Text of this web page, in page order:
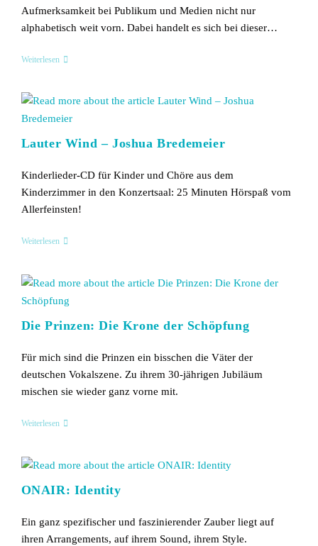
Aufmerksamkeit bei Publikum und Medien nicht nur
alphabetisch weit vorn. Dabei handelt es sich bei dieser…
WeiterlesenSoulFood
Lauter Wind – Joshua Bredemeier
Kinderlieder-CD für Kinder und Chöre aus dem
Kinderzimmer in den Konzertsaal: 25 Minuten Hörspaß vom
Allerfeinsten!
WeiterlesenLauter
Bredemeier
Die Prinzen: Die Krone der Schöpfung
Für mich sind die Prinzen ein bisschen die Väter der
deutschen Vokalszene. Zu ihrem 30-jährigen Jubiläum
mischen sie wieder ganz vorne mit.
WeiterlesenDie
Der
ONAIR: Identity
Ein ganz spezifischer und faszinierender Zauber liegt auf
ihren Arrangements, auf ihrem Sound, ihrem Style.